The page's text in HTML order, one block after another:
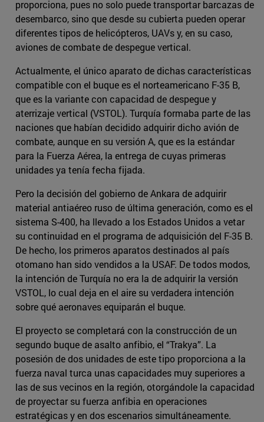
proporciona, pues no solo puede transportar barcazas de
desembarco, sino que desde su cubierta pueden operar
diferentes tipos de helicópteros, UAVs y, en su caso,
aviones de combate de despegue vertical.
Actualmente, el único aparato de dichas características
compatible con el buque es el norteamericano F-35 B,
que es la variante con capacidad de despegue y
aterrizaje vertical (VSTOL). Turquía formaba parte de las
naciones que habían decidido adquirir dicho avión de
combate, aunque en su versión A, que es la estándar
para la Fuerza Aérea, la entrega de cuyas primeras
unidades ya tenía fecha fijada.
Pero la decisión del gobierno de Ankara de adquirir
material antiaéreo ruso de última generación, como es el
sistema S-400, ha llevado a los Estados Unidos a vetar
su continuidad en el programa de adquisición del F-35 B.
De hecho, los primeros aparatos destinados al país
otomano han sido vendidos a la USAF. De todos modos,
la intención de Turquía no era la de adquirir la versión
VSTOL, lo cual deja en el aire su verdadera intención
sobre qué aeronaves equiparán el buque.
El proyecto se completará con la construcción de un
segundo buque de asalto anfibio, el “Trakya”. La
posesión de dos unidades de este tipo proporciona a la
fuerza naval turca unas capacidades muy superiores a
las de sus vecinos en la región, otorgándole la capacidad
de proyectar su fuerza anfibia en operaciones
estratégicas y en dos escenarios simultáneamente.